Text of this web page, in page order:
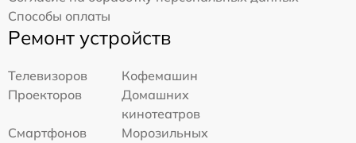
Способы оплаты
Ремонт устройств
Телевизоров
Кофемашин
Проекторов
Домашних
кинотеатров
Смартфонов
Морозильных